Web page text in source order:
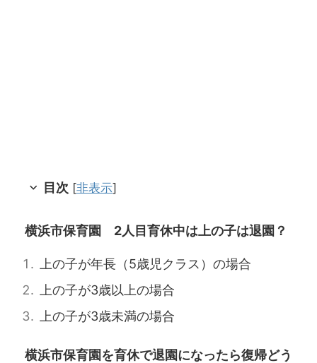
目次 [非表示]
横浜市保育園 2人目育休中は上の子は退園？
上の子が年長（5歳児クラス）の場合
上の子が3歳以上の場合
上の子が3歳未満の場合
横浜市保育園を育休で退園になったら復帰どう